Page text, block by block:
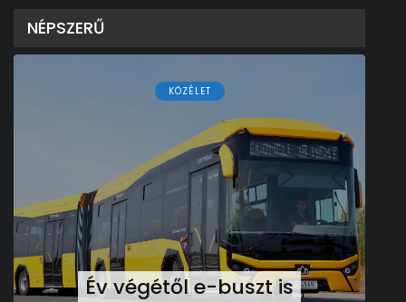
NÉPSZERŰ
KÖZÉLET
Év végétől e-buszt is